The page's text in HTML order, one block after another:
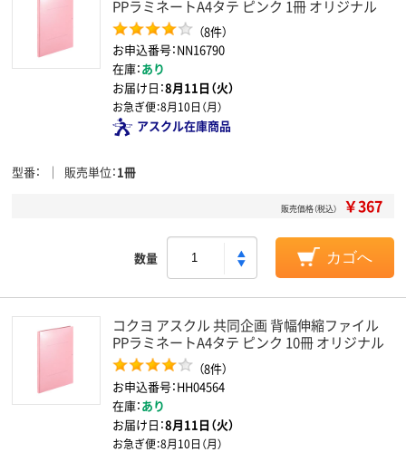
PPラミネートA4タテ ピンク 1冊 オリジナル
（8件）
お申込番号：NN16790
在庫：あり
お届け日：8月11日（火）
お急ぎ便：8月10日（月）
アスクル在庫商品
型番 販売単位 1冊
販売価格（税込） ￥367
数量 カゴへ
コクヨ アスクル 共同企画 背幅伸縮ファイル
PPラミネートA4タテ ピンク 10冊 オリジナル
（8件）
お申込番号：HH04564
在庫：あり
お届け日：8月11日（火）
お急ぎ便：8月10日（月）